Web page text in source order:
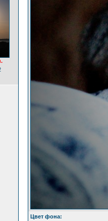
Цвет фона: